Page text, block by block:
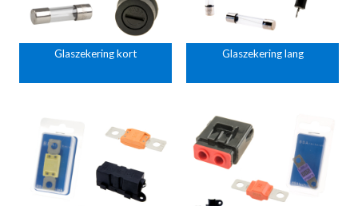
Glaszekering kort Glaszekering lang